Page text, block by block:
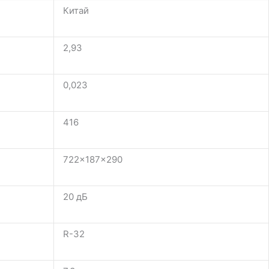
Китай
2,93
0,023
416
722×187×290
20 дБ
R-32